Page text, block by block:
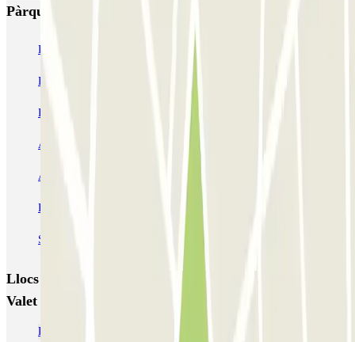
Pàrquings més valorats a Faro
Park & Fly - Aeroporto de Faro SABA Pontinha
Faro Vehicle Storage - Aeroporto de Faro - P+R descoberto
Park & Siga - P&R - Aeroporto do Faro
Airpark - Valet - Aeroporto Faro - indoor
Airpark - Valet - Aeroporto Faro - descoberto
Redpark - Valet - Aeroporto Faro - descoberto
Skypark - Valet - Aeroporto Faro - descoberto
Llocs i esdeveniments interessants a prop de Airpark -
Valet - Aeroporto Faro - indoor
Pàrquings a l'Aeroport de Faro (FAO)